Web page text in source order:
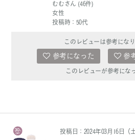
むむさん (46件)
女性
投稿時：50代
このレビューは参考にな
参考になった 参
このレビューが参考にな
投稿日：2024年03月16日（土